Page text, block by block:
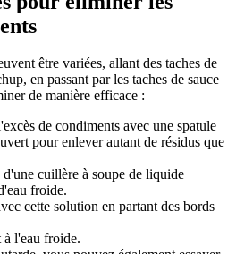
être variées, allant des taches de
en passant par les taches de sauce
de manière efficace :
de condiments avec une spatule
pour enlever autant de résidus que
cuillère à soupe de liquide
froide.
cette solution en partant des bords
à l'eau froide.